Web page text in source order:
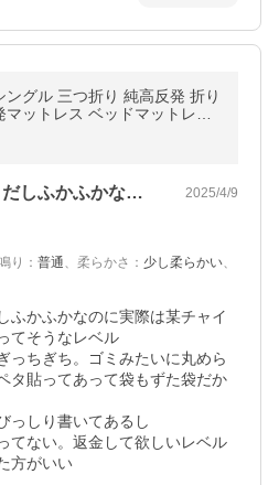
ングル 三つ折り 純高反発 折り
ットレス ベッドマットレス
発 敷布団 シングルマットレ
写真だと弾力ありそうだしふかふかなのに… 2025/4/9
り ： 普通、 柔らかさ ： 少し柔らかい、
ふかふかなのに実際は某チャイ
てそうなレベル
っちぎち。ゴミみたいに丸めら
タ貼ってあって袋もずた袋だか
っしり書いてあるし
てない。返金して欲しいレベル
方がいい